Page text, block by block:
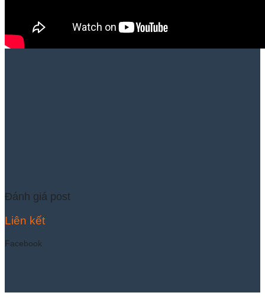
Đánh giá post
Liên kết
Facebook